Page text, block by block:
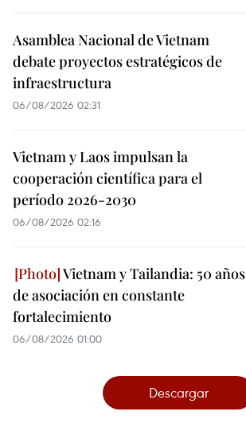
Asamblea Nacional de Vietnam
debate proyectos estratégicos de
infraestructura
06/08/2026 02:31
Vietnam y Laos impulsan la
cooperación científica para el
período 2026-2030
06/08/2026 02:16
Vietnam y Tailandia: 50 años
de asociación en constante
fortalecimiento
06/08/2026 01:00
Descargar